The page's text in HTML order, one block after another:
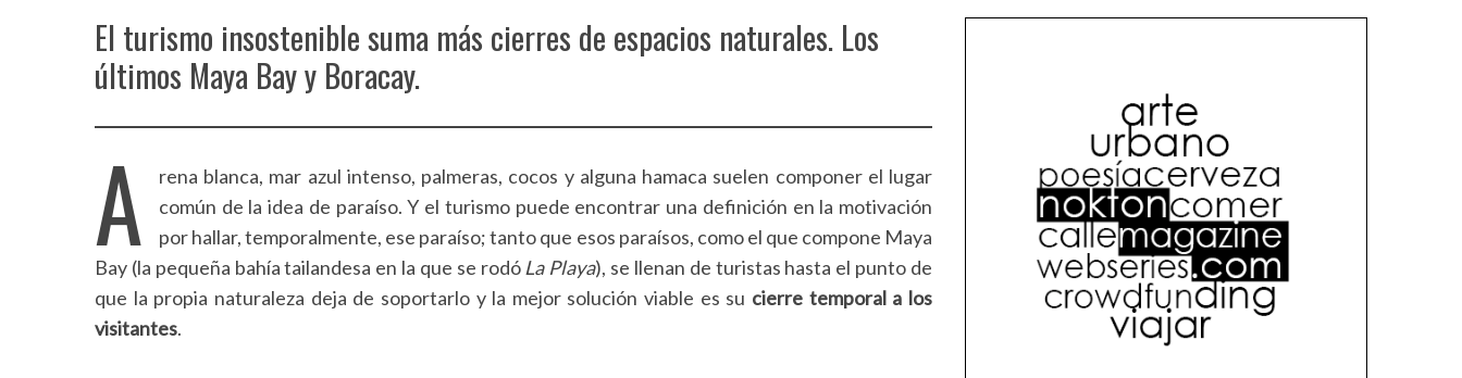
El turismo insostenible suma más cierres de espacios naturales. Los
últimos Maya Bay y Boracay.
A
rena blanca, mar azul intenso, palmeras, cocos y alguna hamaca suelen componer el lugar
común de la idea de paraíso. Y el turismo puede encontrar una definición en la motivación
por hallar, temporalmente, ese paraíso; tanto que esos paraísos, como el que compone Maya
Bay (la pequeña bahía tailandesa en la que se rodó La Playa), se llenan de turistas hasta el punto de
que la propia naturaleza deja de soportarlo y la mejor solución viable es su cierre temporal a los
visitantes.